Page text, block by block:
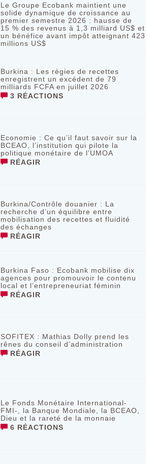
Le Groupe Ecobank maintient une
solide dynamique de croissance au
premier semestre 2026 : hausse de
15 % des revenus à 1,3 milliard US$ et
un bénéfice avant impôt atteignant 423
millions US$
Burkina : Les régies de recettes
enregistrent un excédent de 79
milliards FCFA en juillet 2026
3 RÉACTIONS
Economie : Ce qu’il faut savoir sur la
BCEAO, l’institution qui pilote la
politique monétaire de l’UMOA
RÉAGIR
Burkina/Contrôle douanier : La
recherche d’un équilibre entre
mobilisation des recettes et fluidité
des échanges
RÉAGIR
Burkina Faso : Ecobank mobilise dix
agences pour promouvoir le contenu
local et l’entrepreneuriat féminin
RÉAGIR
SOFITEX : Mathias Dolly prend les
rênes du conseil d’administration
RÉAGIR
Le Fonds Monétaire International-
FMI-, la Banque Mondiale, la BCEAO,
Dieu et la rareté de la monnaie
6 RÉACTIONS